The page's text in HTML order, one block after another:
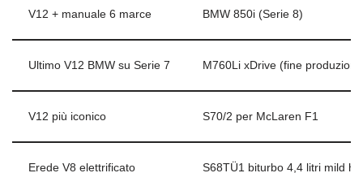
V12 + manuale 6 marce BMW 850i (Serie 8)
Ultimo V12 BMW su Serie 7 M760Li xDrive (fine
V12 più iconico S70/2 per McLaren F1
Erede V8 elettrificato S68TÜ1 biturbo 4,4 litri mild